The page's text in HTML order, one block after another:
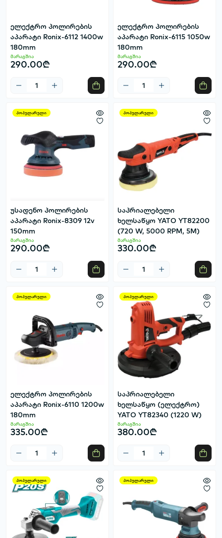
ელექტრო პოლირების
აპარატი Ronix-6112 1400w
180mm
მარაგშია
290.00₾
ელექტრო პოლირების
აპარატი Ronix-6115 1050w
180mm
მარაგშია
290.00₾
პოპულარული
უსადენო პოლირების
აპარატი Ronix-8309 12v
150mm
მარაგშია
290.00₾
პოპულარული
საპრიალებელი
ხელსაწყო YATO YT82200
(720 W, 5000 RPM, 5M)
მარაგშია
330.00₾
პოპულარული
ელექტრო პოლირების
აპარატი Ronix-6110 1200w
180mm
მარაგშია
335.00₾
პოპულარული
საპრიალებელი
ხელსაწყო (ელექტრო)
YATO YT82340 (1220 W)
მარაგშია
380.00₾
პოპულარული პოპულარული